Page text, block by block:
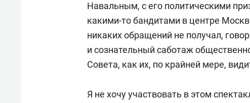
Навальным, с его политическими
какими-то бандитами в центре
никаких обращений не получал,
и сознательный саботаж
Совета, как их, по крайней мере,
Я не хочу участвовать в этом